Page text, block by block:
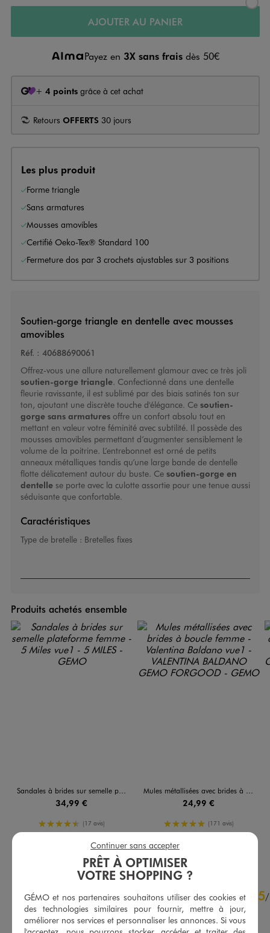
AJOUTER AU PANIER
Payez en 3X sans frais dès 50€
+ 4 points grâce à cet achat
Retours OFFERTS 30 jours
Les plus produit
Forme triangle
Sans armatures
Mousses amovibles
Certifié Oeko-Tex® Standard 100
Fermeture dos par 3 crochets ajustables sur 3 positions
Soutien-gorge triangle en dentelle avec mousses
amovibles
Réf. : 40688690061
Offrez-vous une allure naturellement glamour avec ce très joli
soutien-gorge triangle. Confectionné dans une dentelle
fleurie ravissante, il est sublimé par des biais satinés ton sur
ton, ajoutant une discrète touche d'élégance. Ce soutien-
gorge sans armaturesoffre un confort absolu tout en
mettant en valeur votre féminité avec subtilité. Il possède des
mousses amovibles permettant d’augmenter sensiblement le
volume de la poitrine. L’entrebonnet est orné de petits
anneaux métalliques tandis qu’une large bande de dentelle
flotte délicatement autour du buste. Ce soutien-gorge en
dentelle se porte avec la culotteassortie pour une tenue aussi
séduisante que confortable.
Caractéristiques
Type de bretelle : Bretelles fixes
Produits achetés ensemble
Sandales à brides sur semelle plateforme femme - 5 Miles
34,99 €
4.5/5 de moyenne
(17 avis)
AU PANIER
Mules métallisées avec brides à boucle femme - Valentina Baldano
24,99 €
5/5 de moyenne
(171 avis)
4.7/5 5/
Avis vérifié et récompensé
Taille très bien
PRÊT À OPTIMISER
VOTRE SHOPPING ?
GÉMO et nos partenaires souhaitons utiliser des cookies et
des technologies similaires pour fournir, mettre à jour,
améliorer nos services et personnaliser les annonces. Si vous
Continuer sans accepter